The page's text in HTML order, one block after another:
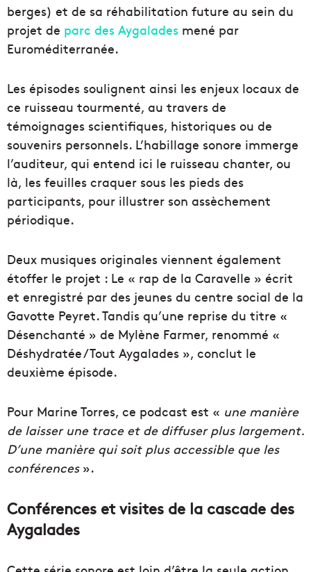
berges) et de sa réhabilitation future au sein du
projet de parc des Aygalades mené par
Euroméditerranée.
Les épisodes soulignent ainsi les enjeux locaux de
ce ruisseau tourmenté, au travers de
témoignages scientifiques, historiques ou de
souvenirs personnels. L’habillage sonore immerge
l’auditeur, qui entend ici le ruisseau chanter, ou
là, les feuilles craquer sous les pieds des
participants, pour illustrer son assèchement
périodique.
Deux musiques originales viennent également
étoffer le projet : Le « rap de la Caravelle » écrit
et enregistré par des jeunes du centre social de la
Gavotte Peyret. Tandis qu’une reprise du titre «
Désenchanté » de Mylène Farmer, renommé «
Déshydratée / Tout Aygalades », conclut le
deuxième épisode.
Pour Marine Torres, ce podcast est « une manière
de laisser une trace et de diffuser plus largement.
D’une manière qui soit plus accessible que les
conférences».
Conférences et visites de la cascade des
Aygalades